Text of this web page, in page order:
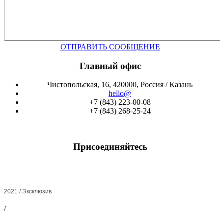
ОТПРАВИТЬ СООБЩЕНИЕ
Главный офис
Чистопольская, 16, 420000, Россия / Казань
hello@
+7 (843) 223-00-08
+7 (843) 268-25-24
Присоединяйтесь
2021 / Эксклюзив
/